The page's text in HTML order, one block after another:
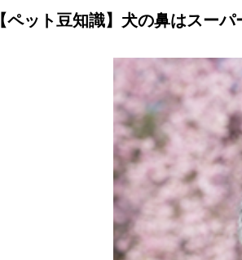
【ペット豆知識】犬の鼻はスー